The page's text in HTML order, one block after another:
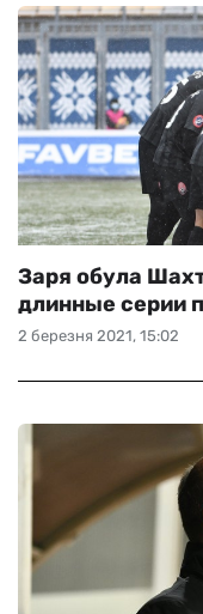
2 березня 2021, 15:02
Заря обула
длинные серии